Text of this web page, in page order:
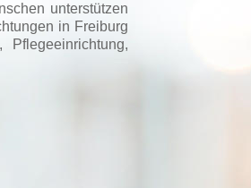
unterstützen
in Freiburg